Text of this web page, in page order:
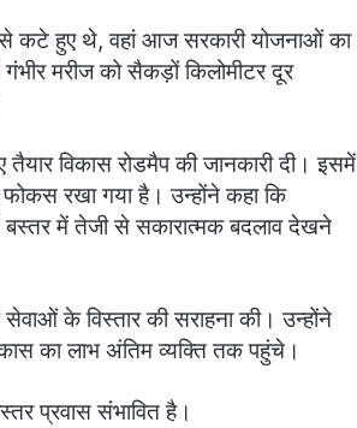
कटे हुए थे, वहां आज सरकारी योजनाओं का
मरीज को सैकड़ों किलोमीटर दूर
विकास रोडमैप की जानकारी दी। इसमें
रखा गया है। उन्होंने कहा कि
बस्तर में तेजी से सकारात्मक बदलाव देखने
के विस्तार की सराहना की। उन्होंने
का लाभ अंतिम व्यक्ति तक पहुंचे।
प्रवास संभावित है।